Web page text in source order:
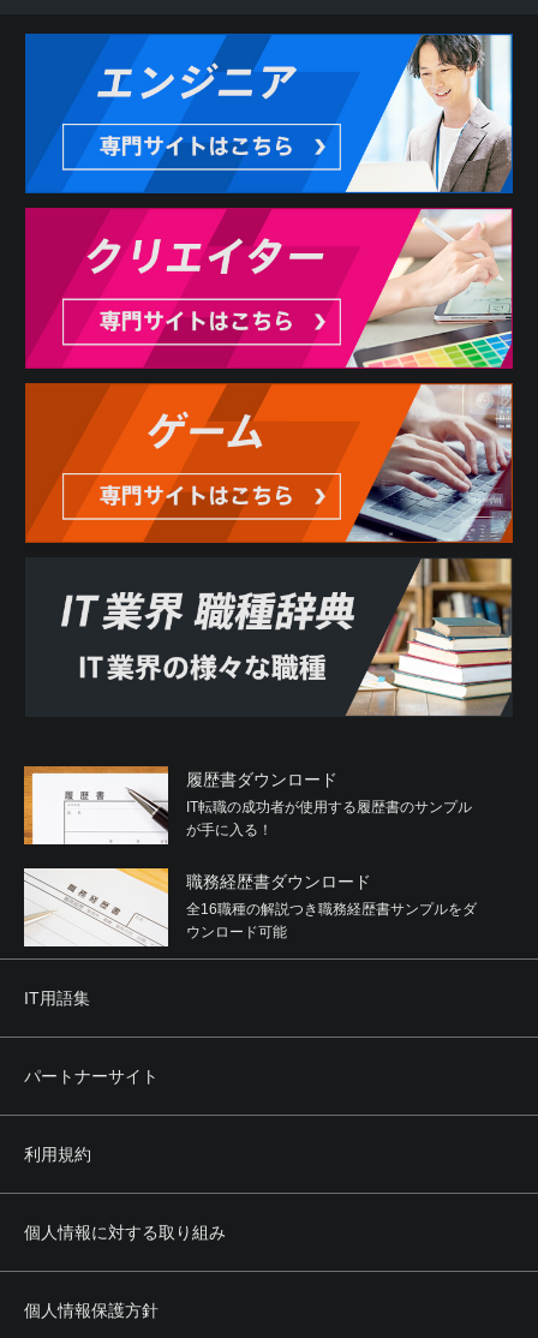
履歴書ダウンロード
IT転職の成功者が使用する履歴書のサンプル
が手に入る！
職務経歴書ダウンロード
全16職種の解説つき職務経歴書サンプルをダ
ウンロード可能
IT用語集
パートナーサイト
利用規約
個人情報に対する取り組み
個人情報保護方針